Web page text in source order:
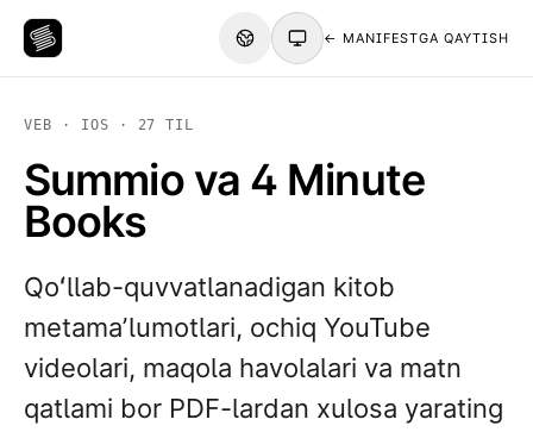
← MANIFESTGA QAYTISH
VEB · IOS · 27 TIL
Summio va 4 Minute
Books
Qoʻllab-quvvatlanadigan kitob
metamaʼlumotlari, ochiq YouTube
videolari, maqola havolalari va matn
qatlami bor PDF-lardan xulosa yarating